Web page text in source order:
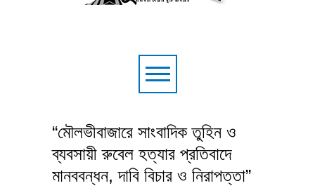
“মৌলভীবাজারে সাংবাদিক তুহিন ও
ব্যবসায়ী রুবেল হত্যার প্রতিবাদে
মানববন্ধন, দাবি বিচার ও নিরাপত্তা”